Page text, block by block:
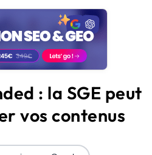
: la SGE peut
vos contenus